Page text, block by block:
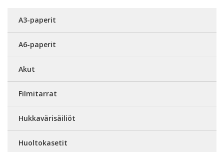
A3-paperit
A6-paperit
Akut
Filmitarrat
Hukkavärisäiliöt
Huoltokasetit